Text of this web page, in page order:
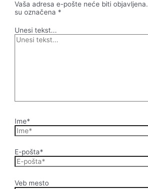
Vaša adresa e-pošte neće biti objavljena.
su označena *
Unesi tekst...
Ime*
E-pošta*
Veb mesto